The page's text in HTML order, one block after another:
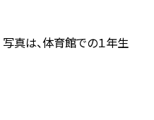
写真は、体育館での１年生